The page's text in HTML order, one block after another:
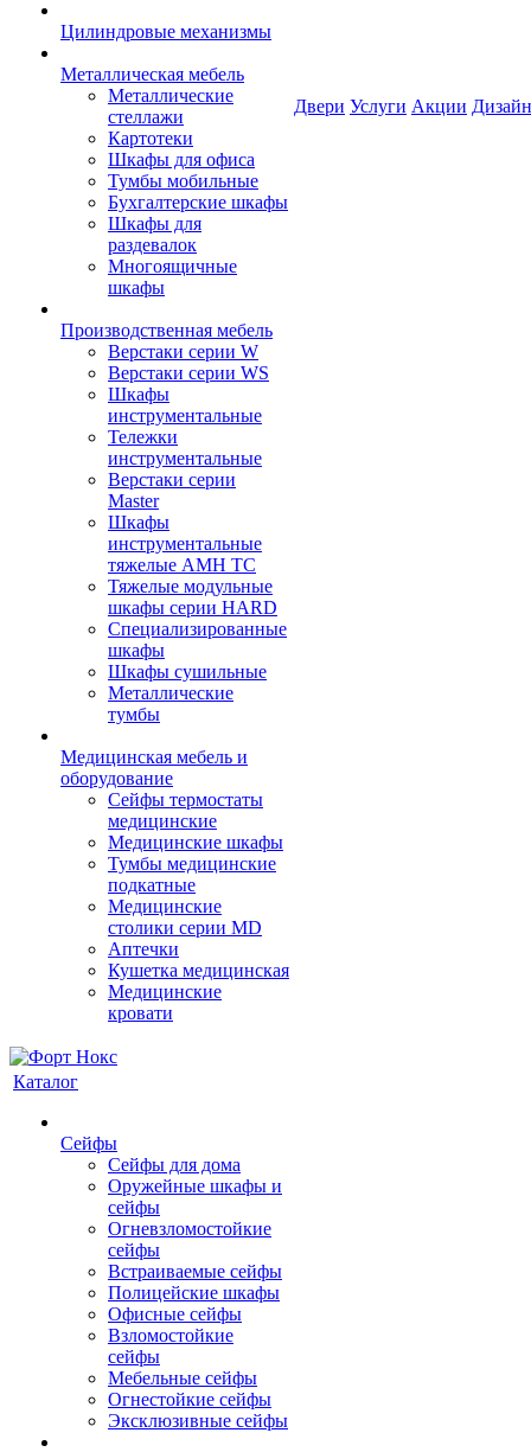
Цилиндровые механизмы
Металлическая мебель
Металлические
стеллажи
Картотеки
Шкафы для офиса
Тумбы мобильные
Бухгалтерские шкафы
Шкафы для
раздевалок
Многоящичные
шкафы
Производственная мебель
Верстаки серии W
Верстаки серии WS
Шкафы
инструментальные
Тележки
инструментальные
Верстаки серии
Master
Шкафы
инструментальные
тяжелые AMH TC
Тяжелые модульные
шкафы серии HARD
Cпециализированные
шкафы
Шкафы сушильные
Металлические
тумбы
Медицинская мебель и
оборудование
Сейфы термостаты
медицинские
Медицинские шкафы
Тумбы медицинские
подкатные
Медицинские
столики серии MD
Аптечки
Кушетка медицинская
Медицинские
кровати
Двери Услуги Акции
Каталог
Сейфы
Сейфы для дома
Оружейные шкафы и
сейфы
Огневзломостойкие
сейфы
Встраиваемые сейфы
Полицейские шкафы
Офисные сейфы
Взломостойкие
сейфы
Мебельные сейфы
Огнестойкие сейфы
Эксклюзивные сейфы